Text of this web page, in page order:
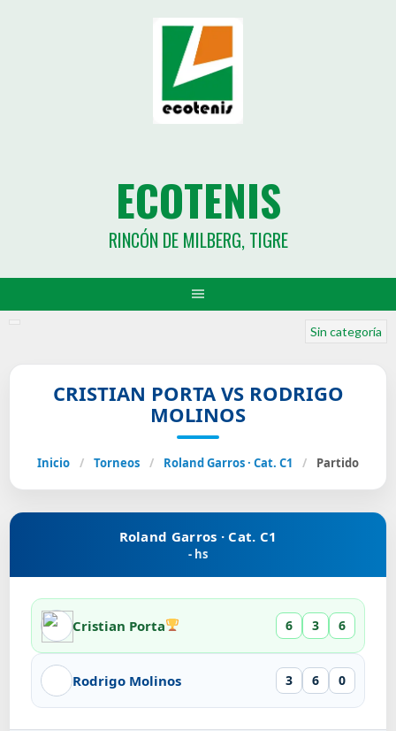
ECOTENIS
RINCÓN DE MILBERG, TIGRE
Sin categoría
CRISTIAN PORTA VS RODRIGO
MOLINOS
Inicio / Torneos / Roland Garros · Cat. C1 / Partido
Roland Garros · Cat. C1
- hs
Cristian Porta 6 3 6
Rodrigo Molinos 3 6 0